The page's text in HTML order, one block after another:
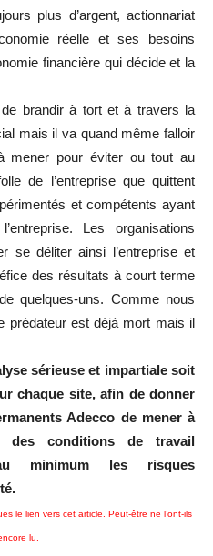
plus d’argent, actionnariat
réelle et ses besoins
financière qui décide et la
de brandir à tort et à travers la
mais il va quand même falloir
mener pour éviter ou tout au
de l’entreprise que quittent
et compétents ayant
Les organisations
se déliter ainsi l’entreprise et
des résultats à court terme
quelques-uns. Comme nous
prédateur est déjà mort mais il
sérieuse et impartiale soit
chaque site, afin de donner
Adecco de mener à
des conditions de travail
minimum les risques
le lien vers cet article. Peut-être ne l’ont-ils
lu.